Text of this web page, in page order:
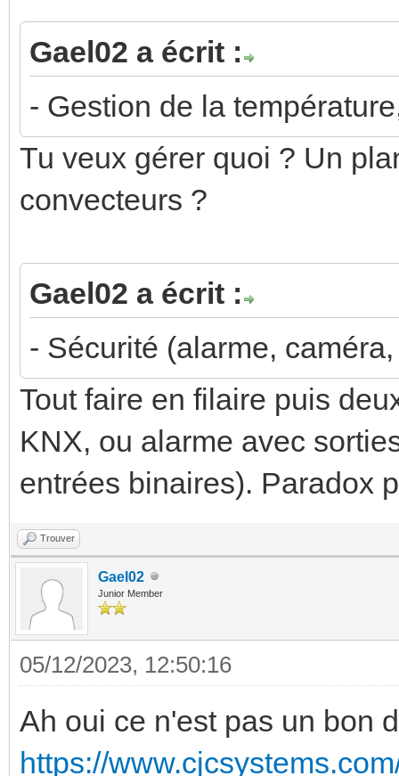
Gael02 a écrit :
- Gestion de la
Tu veux gérer quoi ? Un
convecteurs ?
Gael02 a écrit :
- Sécurité (alarme,
Tout faire en filaire puis
KNX, ou alarme avec
entrées binaires). Paradox
Trouver
Gael02
Junior Member
05/12/2023, 12:50:16
Ah oui ce n'est pas un bon
https://